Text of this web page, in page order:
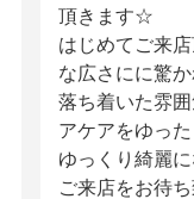
頂きます☆
はじめてご来
な広さにに驚か
落ち着いた雰
アケアをゆっ
ゆっくり綺麗
ご来店をお待